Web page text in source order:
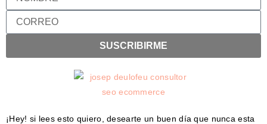
SUSCRIBIRME
¡Hey! si lees esto quiero, desearte un buen día que nunca esta